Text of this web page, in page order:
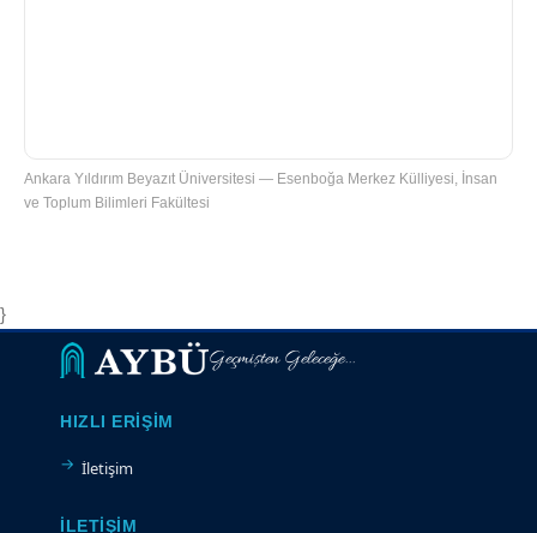
Ankara Yıldırım Beyazıt Üniversitesi — Esenboğa Merkez Külliyesi, İnsan
ve Toplum Bilimleri Fakültesi
}
Geçmişten Geleceğe...
HIZLI ERIŞIM
İletişim
İLETIŞIM